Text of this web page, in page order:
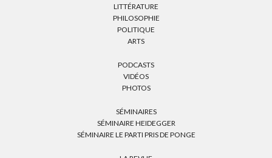
LITTÉRATURE
PHILOSOPHIE
POLITIQUE
ARTS
PODCASTS
VIDÉOS
PHOTOS
SÉMINAIRES
SÉMINAIRE HEIDEGGER
SÉMINAIRE LE PARTI PRIS DE PONGE